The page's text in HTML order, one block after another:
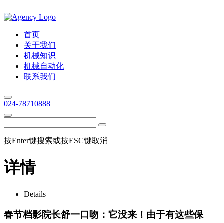
首页
关于我们
机械知识
机械自动化
联系我们
024-78710888
按Enter键搜索或按ESC键取消
详情
Details
春节档影院长舒一口吻：它没来！由于有这些保